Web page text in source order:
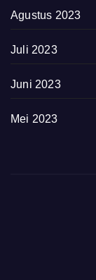
Agustus 2023
Juli 2023
Juni 2023
Mei 2023